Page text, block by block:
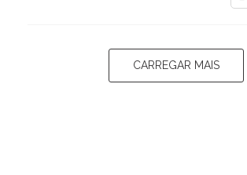
CARREGAR MAIS